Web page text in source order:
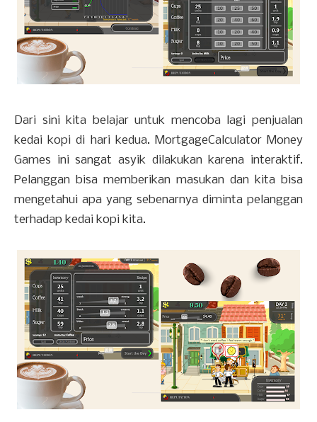
Dari sini kita belajar untuk mencoba lagi penjualan
kedai kopi di hari kedua. MortgageCalculator Money
Games ini sangat asyik dilakukan karena interaktif.
Pelanggan bisa memberikan masukan dan kita bisa
mengetahui apa yang sebenarnya diminta pelanggan
terhadap kedai kopi kita.